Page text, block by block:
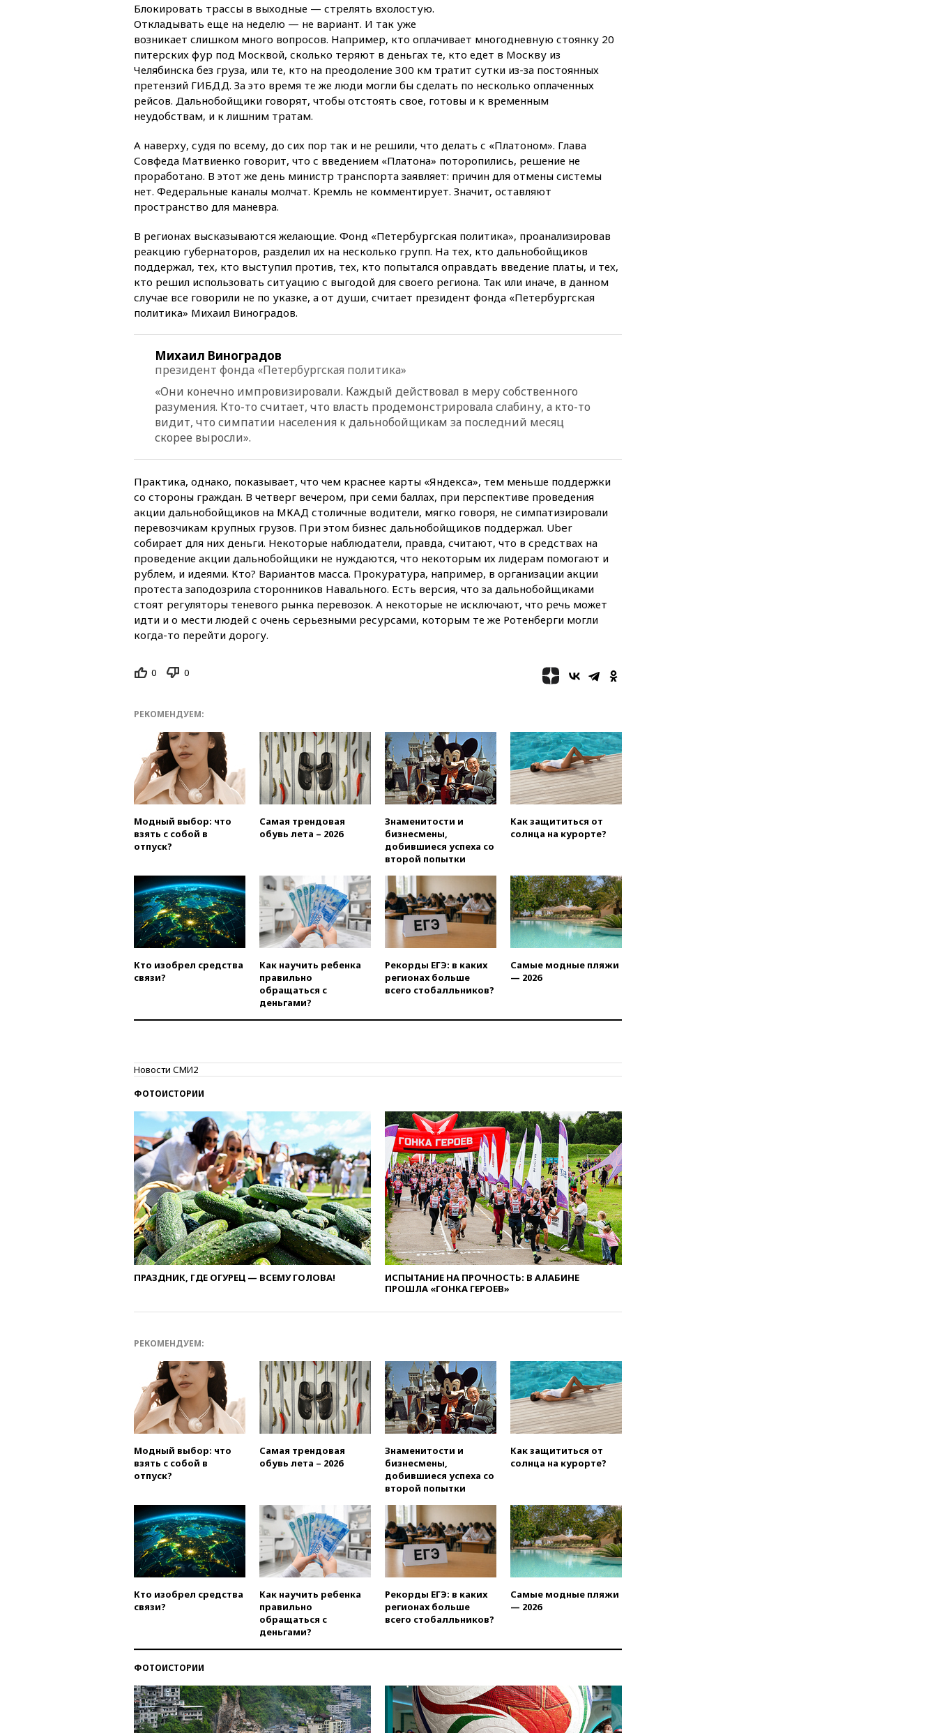
устроил стрельбу в школе:
есть жертвы
07:00Лесной пожар в 30
километрах от Ванкувера
привел к эвакуации жителей
вреде психическому
здоровью детей
05:51Трамп подписал указ
против «родильного туризма»
рублей в пользу семьи
отравившегося в детсаду
мальчика
03:00МИД РФ: попытки Запада
рассорить Россию и Казахстан
02:00Ни один водоем Англии
нуждаются в дальнобойных
ракетах и системах Patriot
00:01Трамп заявил о
признать «Яблоко»
нежелательной организацией
вчера, 23:15
В Смоленске
ребенок и женщина погибли
при падении деревьев во
время урагана
вчера, 22:55
В Москве в
пятницу ожидаются ливни
вчера, 22:35 Винисиус
продлил контракт с «Реалом»
российского гражданства
станет значительно дороже
штурмовую дивизию
легендарной
вчера, 22:15Путин заслушал
доклад о ситуации на
добропольском направлении
вчера, 21:58
признала нежелательным в
РФ американский Human
Rights Foundation
вчера, 21:35«Аэрофлот»
отменяет часть рейсов в Сочи
и Геленджик
вчера, 21:25Руслан Терновой
выиграл золото чемпионата
Европы в прыжках с 10-
метровой вышки
вчера, 21:10РФ не получала
обращений о прекращении
в Армении
онлайн-продаже алкоголя
рекомендовать не посещать
Армению
вчера, 20:35ПВО за день
сбила еще 281 украинский
беспилотник над Россией
вчера, 20:27Ямпольская
призвала оптимизировать
олимпиады для поступления в
вузы
вчера, 20:15Минтранс
предложил оплачивать
защиту дорог от БПЛА из
средств на ремонт
вчера, 20:00Зеленский 8
вчера, 19:58В Госдуму будет
внесен законопроект об
отмене ЕГЭ
вчера, 19:50Аэропорты Сочи и
Ярославля приостановили
работу
вчера, 19:35 WP: Трамп
призвал доноров-
республиканцев поддержать
вчера, 19:20Число ломбардов
в РФ превысило максимум
2022 года
вчера, 19:15Жуковский и
аэропорт Геленджика
вчера, 19:00Путин уточнил
порядок присвоения воинских
вчера, 18:50Euractiv: восток
вчера, 18:35В Жуковском и
аэропорту Геленджика
введены ограничения
Блокировать трассы в выходные — стрелять вхолостую.
Откладывать еще на неделю — не вариант. И так уже
возникает слишком много вопросов. Например, кто оплачивает многодневную стоянку 20
питерских фур под Москвой, сколько теряют в деньгах те, кто едет в Москву из
Челябинска без груза, или те, кто на преодоление 300 км тратит сутки из-за постоянных
претензий ГИБДД. За это время те же люди могли бы сделать по несколько оплаченных
рейсов. Дальнобойщики говорят, чтобы отстоять свое, готовы и к временным
неудобствам, и к лишним тратам.
А наверху, судя по всему, до сих пор так и не решили, что делать с «Платоном». Глава
Совфеда Матвиенко говорит, что с введением «Платона» поторопились, решение не
проработано. В этот же день министр транспорта заявляет: причин для отмены системы
нет. Федеральные каналы молчат. Кремль не комментирует. Значит, оставляют
пространство для маневра.
В регионах высказываются желающие. Фонд «Петербургская политика», проанализировав
реакцию губернаторов, разделил их на несколько групп. На тех, кто дальнобойщиков
поддержал, тех, кто выступил против, тех, кто попытался оправдать введение платы, и тех,
кто решил использовать ситуацию с выгодой для своего региона. Так или иначе, в данном
случае все говорили не по указке, а от души, считает президент фонда «Петербургская
политика» Михаил Виноградов.
Михаил Виноградов
президент фонда «Петербургская политика»
«Они конечно импровизировали. Каждый действовал в меру собственного
разумения. Кто-то считает, что власть продемонстрировала слабину, а кто-то
видит, что симпатии населения к дальнобойщикам за последний месяц
скорее выросли».
Практика, однако, показывает, что чем краснее карты «Яндекса», тем меньше поддержки
со стороны граждан. В четверг вечером, при семи баллах, при перспективе проведения
акции дальнобойщиков на МКАД столичные водители, мягко говоря, не симпатизировали
перевозчикам крупных грузов. При этом бизнес дальнобойщиков поддержал. Uber
собирает для них деньги. Некоторые наблюдатели, правда, считают, что в средствах на
проведение акции дальнобойщики не нуждаются, что некоторым их лидерам помогают и
рублем, и идеями. Кто? Вариантов масса. Прокуратура, например, в организации акции
протеста заподозрила сторонников Навального. Есть версия, что за дальнобойщиками
стоят регуляторы теневого рынка перевозок. А некоторые не исключают, что речь может
идти и о мести людей с очень серьезными ресурсами, которым те же Ротенберги могли
когда-то перейти дорогу.
0 0
РЕКОМЕНДУЕМ:
Модный выбор: что
взять с собой в
отпуск?
Самая трендовая
обувь лета – 2026
Знаменитости и
бизнесмены,
добившиеся успеха со
второй попытки
Как защититься от
солнца на курорте?
Кто изобрел средства
связи?
Как научить ребенка
правильно
обращаться с
деньгами?
Рекорды ЕГЭ: в каких
регионах больше
всего стобалльников?
Самые модные пляжи
— 2026
Новости СМИ2
ФОТОИСТОРИИ
ПРАЗДНИК, ГДЕ ОГУРЕЦ — ВСЕМУ ГОЛОВА!
ИСПЫТАНИЕ НА ПРОЧНОСТЬ: В АЛАБИНЕ
ПРОШЛА «ГОНКА ГЕРОЕВ»
РЕКОМЕНДУЕМ:
Модный выбор: что
взять с собой в
отпуск?
Самая трендовая
обувь лета – 2026
Знаменитости и
бизнесмены,
добившиеся успеха со
второй попытки
Как защититься от
солнца на курорте?
Кто изобрел средства
связи?
Как научить ребенка
правильно
обращаться с
деньгами?
Рекорды ЕГЭ: в каких
регионах больше
всего стобалльников?
Самые модные пляжи
— 2026
ФОТОИСТОРИИ